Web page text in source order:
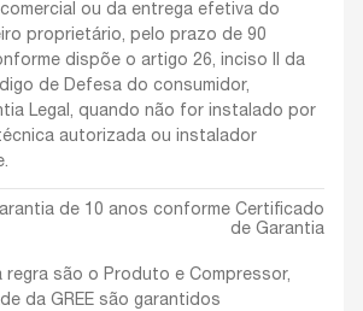
ou da entrega efetiva do
proprietário, pelo prazo de 90
dispõe o artigo 26, inciso II da
de Defesa do consumidor,
Legal, quando não for instalado por
autorizada ou instalador
de 10 anos conforme Certificado
de Garantia
regra são o Produto e Compressor,
da GREE são garantidos